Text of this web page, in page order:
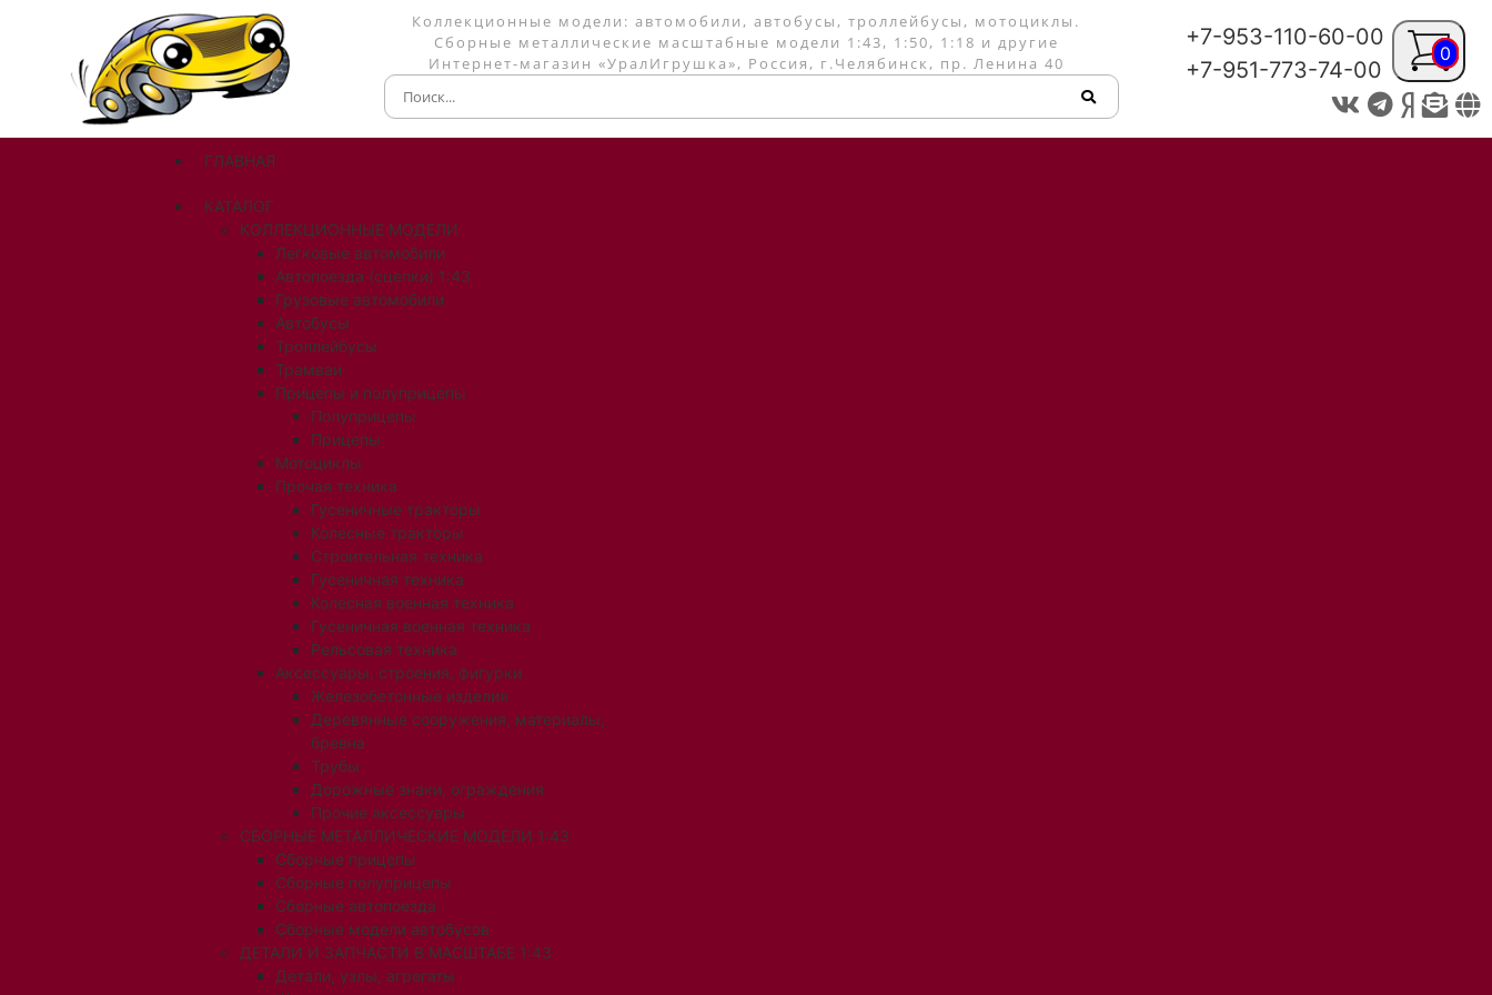
Коллекционные модели: автомобили, автобусы, троллейбусы, мотоциклы.
Сборные металлические масштабные модели 1:43, 1:50, 1:18 и другие
Интернет-магазин «УралИгрушка», Россия, г.Челябинск, пр. Ленина 40
+7-953-110-60-00
+7-951-773-74-00
ГЛАВНАЯ
КАТАЛОГ
КОЛЛЕКЦИОННЫЕ МОДЕЛИ
Легковые автомобили
Автопоезда (сцепки) 1:43
Грузовые автомобили
Автобусы
Троллейбусы
Трамваи
Прицепы и полуприцепы
Полуприцепы
Прицепы
Мотоциклы
Прочая техника
Гусеничные тракторы
Колесные тракторы
Строительная техника
Гусеничная техника
Колесная военная техника
Гусеничная военная техника
Рельсовая техника
Аксессуары, строения, фигурки
Железобетонные изделия
Деревянные сооружения, материалы,
бревна
Трубы
Дорожные знаки, ограждения
Прочие аксессуары
СБОРНЫЕ МЕТАЛЛИЧЕСКИЕ МОДЕЛИ 1:43
Сборные прицепы
Сборные полуприцепы
Сборные автопоезда
Сборные модели автобусов
ДЕТАЛИ И ЗАПЧАСТИ В МАСШТАБЕ 1:43
Детали, узлы, агрегаты
0